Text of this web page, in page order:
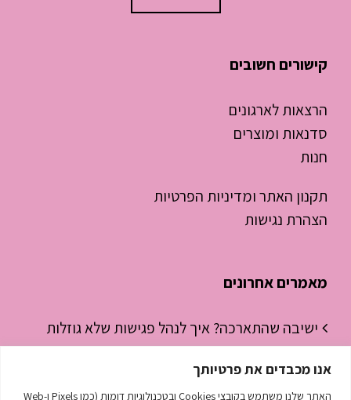
אנו מכבדים את פרטיותך
האתר שלנו משתמש בקובצי Cookies ובטכנולוגיות דומות (כמו Pixels ו-Web
קישורים חשובים
הרצאות לארגונים
סדנאות ומוצרים
חנות
תקנון האתר ומדיניות הפרטיות
הצהרת נגישות
מאמרים אחרונים
ישיבה שהתארכה? איך לנהל פגישות שלא גוזלות
חצי יום עבודה
ניהול זמן לסטודנטים – איך להפסיק “לכבות